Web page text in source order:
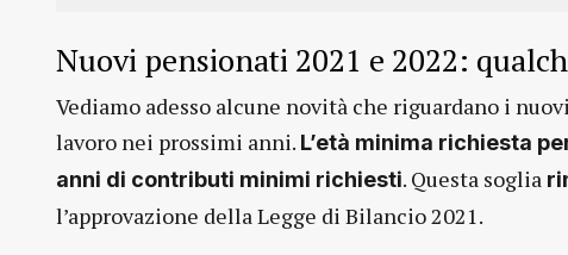
Nuovi pensionati 2021 e 2022:
Vediamo adesso alcune novità che riguardano i
lavoro nei prossimi anni. L’età minima richiesta
anni di contributi minimi richiesti. Questa soglia
l’approvazione della Legge di Bilancio 2021.